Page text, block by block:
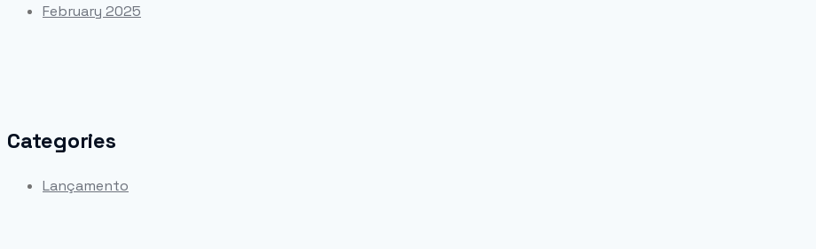
February 2025
Categories
Lançamento